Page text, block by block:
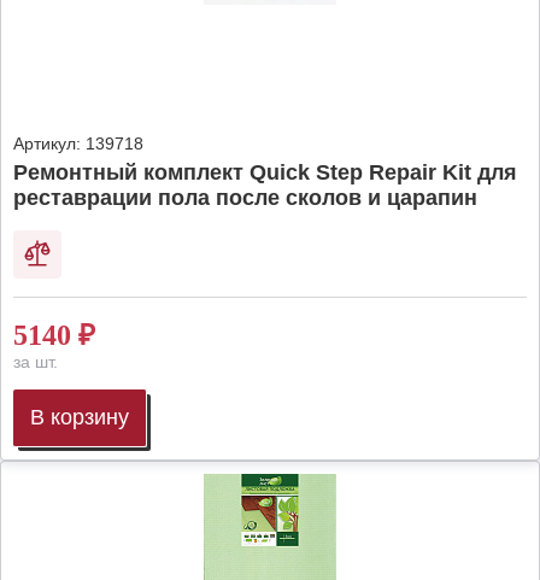
Артикул: 139718
Ремонтный комплект Quick Step Repair Kit для
реставрации пола после сколов и царапин
5140 ₽
за шт.
В корзину